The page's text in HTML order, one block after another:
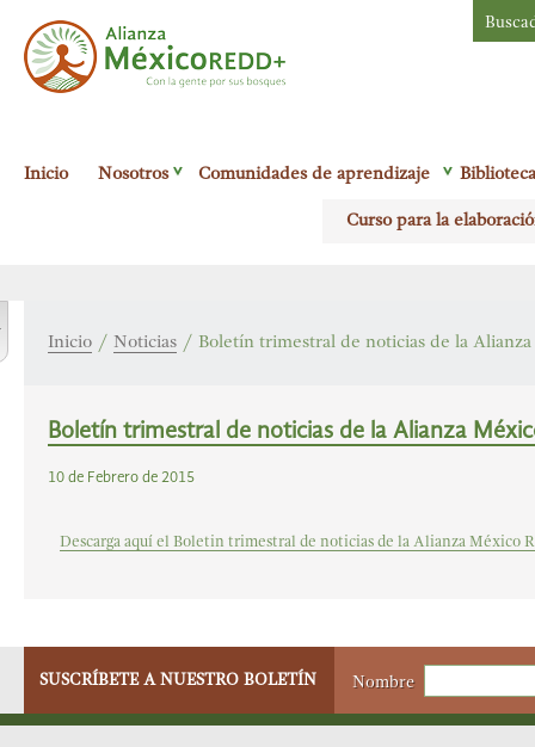
Inicio Nosotros Comunidades de aprendizaje Biblioteca
Curso para la
Inicio / Noticias / Boletín trimestral de noticias de la
Boletín trimestral de noticias de la Alianza
10 de Febrero de 2015
Descarga aquí el Boletin trimestral de noticias de la Alianza México
SUSCRÍBETE A NUESTRO BOLETÍN Nombre